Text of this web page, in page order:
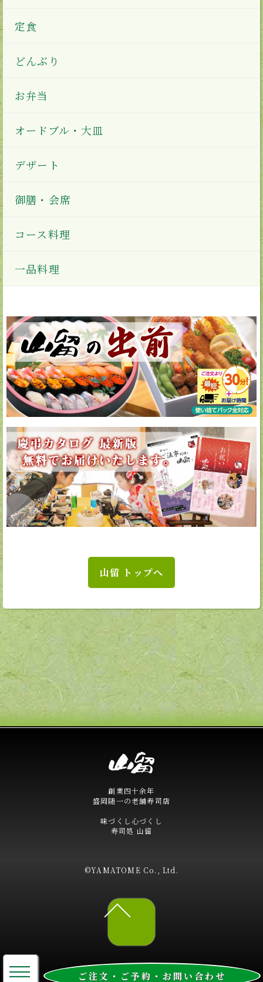
定食
どんぶり
お弁当
オードブル・大皿
デザート
御膳・会席
コース料理
一品料理
山留 トップへ
創業四十余年
盛岡随一の老舗寿司店
味づくし心づくし
寿司処 山留
©YAMATOME Co., Ltd.
≡ ご注文・ご予約・お問い合わせ